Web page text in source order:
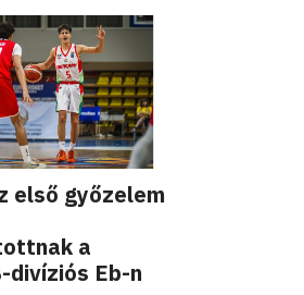
első győzelem
a
divíziós Eb-n